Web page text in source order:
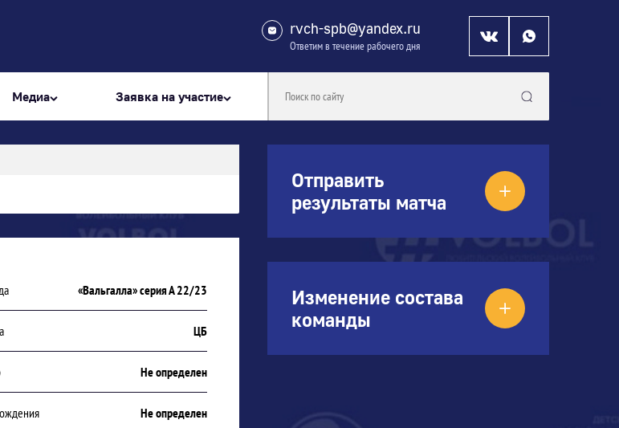
rvch-spb@yandex.ru
Ответим в течение рабочего дня
Медиа Заявка на участие
«Вальгалла» серия А 22/23
ЦБ
Не определен
Не определен
Отправить
результаты матча
Изменение состава
команды